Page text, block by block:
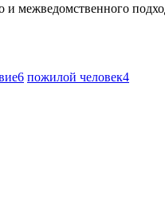
межведомственного
6 пожилой человек4